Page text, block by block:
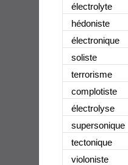
électrolyte
hédoniste
électronique
soliste
terrorisme
complotiste
électrolyse
supersonique
tectonique
violoniste